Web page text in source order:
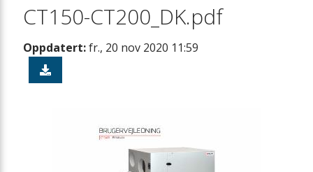
CT150-CT200_DK.pdf
Oppdatert:fr., 20 nov 2020 11:59